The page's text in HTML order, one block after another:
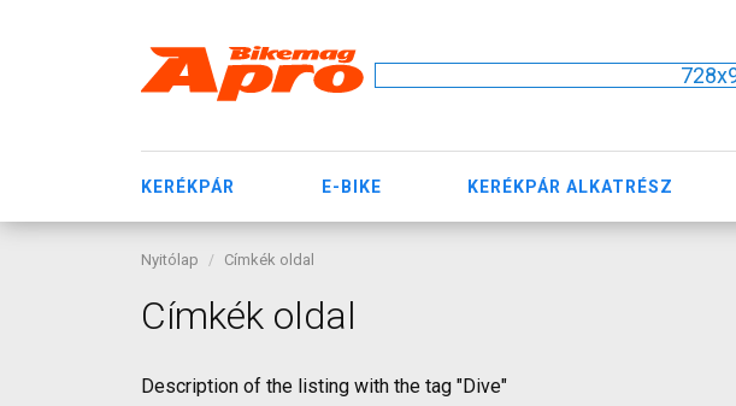
KERÉKPÁR E-BIKE KERÉKPÁR ALKATRÉSZ
Nyitólap Címkék oldal
Címkék oldal
Description of the listing with the tag "Dive"